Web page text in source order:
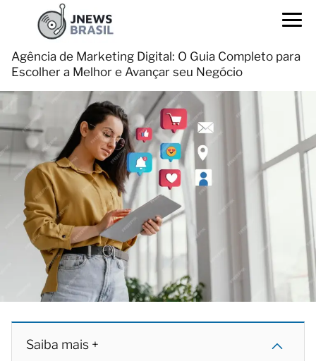
Agência de Marketing Digital: O Guia Completo para
Escolher a Melhor e Avançar seu Negócio
Saiba mais +